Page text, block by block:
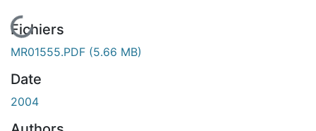
En cours de chargement...
Fichiers
MR01555.PDF (5.66 MB)
Date
2004